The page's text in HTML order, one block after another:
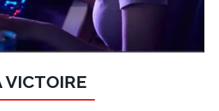
VICTOIRE